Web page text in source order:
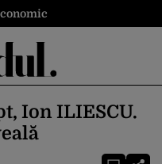
Ion ILIESCU.